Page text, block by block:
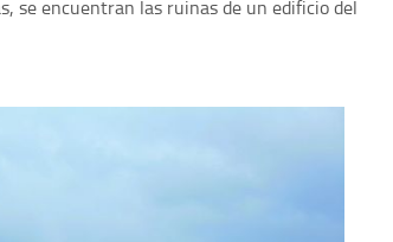
se encuentran las ruinas de un edificio del